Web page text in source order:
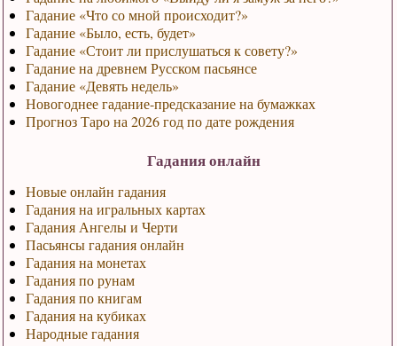
Гадание «Что со мной происходит?»
Гадание «Было, есть, будет»
Гадание «Стоит ли прислушаться к совету?»
Гадание на древнем Русском пасьянсе
Гадание «Девять недель»
Новогоднее гадание-предсказание на бумажках
Прогноз Таро на 2026 год по дате рождения
Гадания онлайн
Новые онлайн гадания
Гадания на игральных картах
Гадания Ангелы и Черти
Пасьянсы гадания онлайн
Гадания на монетах
Гадания по рунам
Гадания по книгам
Гадания на кубиках
Народные гадания